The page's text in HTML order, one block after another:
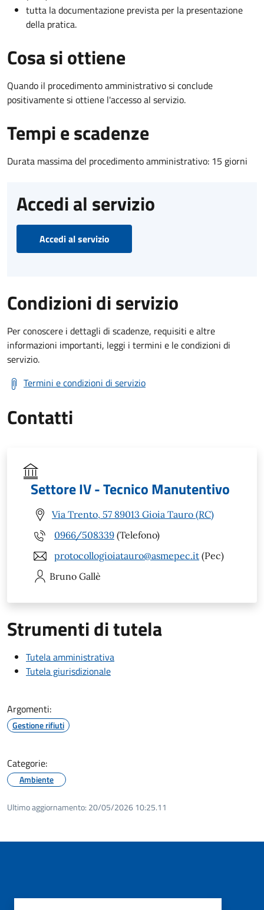
tutta la documentazione prevista per la presentazione
della pratica.
Cosa si ottiene
Quando il procedimento amministrativo si conclude
positivamente si ottiene l'accesso al servizio.
Tempi e scadenze
Durata massima del procedimento amministrativo: 15 giorni
Accedi al servizio
Accedi al servizio
Condizioni di servizio
Per conoscere i dettagli di scadenze, requisiti e altre
informazioni importanti, leggi i termini e le condizioni di
servizio.
Termini e condizioni di servizio
Contatti
Settore IV - Tecnico Manutentivo
Via Trento, 57 89013 Gioia Tauro (RC)
0966/508339 (Telefono)
protocollogioiatauro@asmepec.it (Pec)
Bruno Gallè
Strumenti di tutela
Tutela amministrativa
Tutela giurisdizionale
Argomenti:
Gestione rifiuti
Categorie:
Ambiente
Ultimo aggiornamento: 20/05/2026 10:25.11